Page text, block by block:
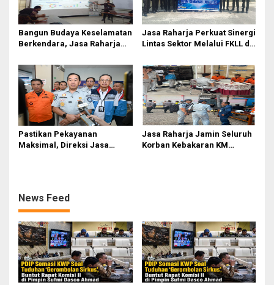
Bangun Budaya Keselamatan
Berkendara, Jasa Raharja
Pasifik Medan Industri
Jasa Raharja Perkuat Sinergi
Lintas Sektor Melalui FKLL di
Pastikan Pekayanan
Maksimal, Direksi Jasa
Jasa Raharja Jamin Seluruh
Korban Kebakaran KM
News Feed